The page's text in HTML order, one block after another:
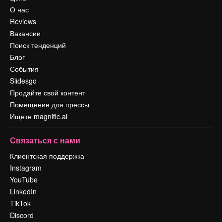
О нас
Reviews
Вакансии
Поиск тенденций
Блог
События
Slidesgo
Продайте свой контент
Помещение для прессы
Ищете magnific.ai
Связаться с нами
Клиентская поддержка
Instagram
YouTube
LinkedIn
TikTok
Discord